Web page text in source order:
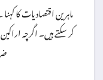
ماہرین اقتصادیات کا
کر سکتے ہیں۔ اگرچہ